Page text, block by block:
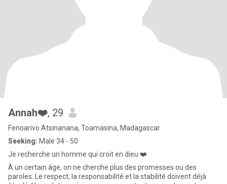
Annah❤️, 29
Fenoarivo Atsinanana, Toamasina, Madagascar
Seeking: Male 34 - 50
Je recherche un homme qui croit en dieu ❤️
À un certain âge, on ne cherche plus des promesses ou des
paroles. Le respect, la responsabilité et la stabilité doivent déjà